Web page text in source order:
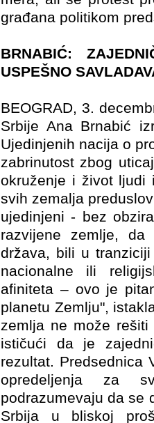
građana politikom
BRNABIĆ:
USPEŠNO
BEOGRAD, 3.
Srbije Ana Brnabić
Ujedinjenih nacija o
zabrinutost zbog
okruženje i život ljudi
svih zemalja
ujedinjeni - bez
razvijene zemlje,
država, bili u
nacionalne ili
afiniteta – ovo je
planetu Zemlju",
zemlja ne može rešiti
ističući da je
rezultat. Predsednica
opredeljenja za
podrazumevaju da se
Srbija u bliskoj